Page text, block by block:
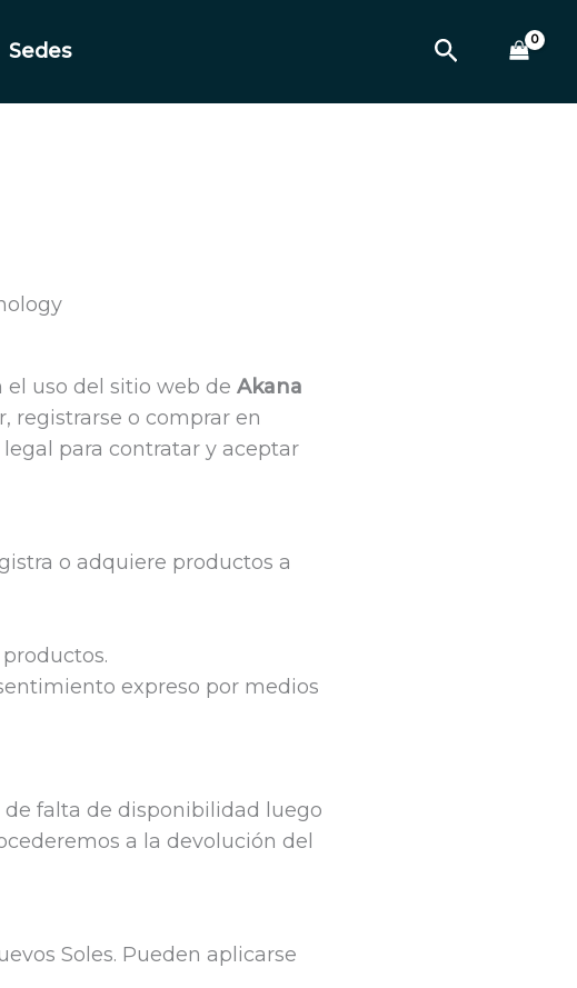
Sedes Buscar
el uso del sitio web de Akana
registrarse o comprar en
para contratar y aceptar
o adquiere productos a
expreso por medios
de falta de disponibilidad luego
a la devolución del
Soles. Pueden aplicarse